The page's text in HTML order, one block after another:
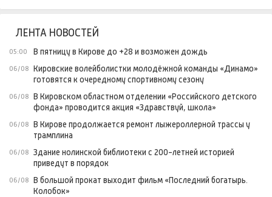
ЛЕНТА НОВОСТЕЙ
05:00 В пятницу в Кирове до +28 и возможен дождь
06/08 Кировские волейболистки молодёжной команды «Динамо»
готовятся к очередному спортивному сезону
06/08 В Кировском областном отделении «Российского детского
фонда» проводится акция «Здравствуй, школа»
06/08 В Кирове продолжается ремонт лыжероллерной трассы у
трамплина
06/08 Здание нолинской библиотеки с 200-летней историей
приведут в порядок
06/08 В большой прокат выходит фильм «Последний богатырь.
Колобок»